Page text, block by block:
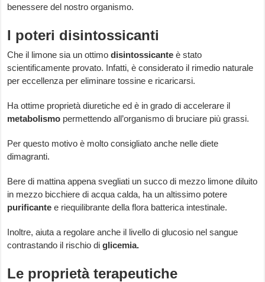
benessere del nostro organismo.
I poteri disintossicanti
Che il limone sia un ottimodisintossicante è stato
scientificamente provato. Infatti, è considerato il rimedio naturale
per eccellenza per eliminare tossine e ricaricarsi.
Ha ottime proprietà diuretiche ed è in grado di accelerare il
metabolismo permettendo all’organismo di bruciare più grassi.
Per questo motivo è molto consigliato anche nelle diete
dimagranti.
Bere di mattina appena svegliati un succo di mezzo limone diluito
in mezzo bicchiere di acqua calda, ha un altissimo potere
purificante e riequilibrante della flora batterica intestinale.
Inoltre, aiuta a regolare anche il livello di glucosio nel sangue
contrastando il rischio di glicemia.
Le proprietà terapeutiche